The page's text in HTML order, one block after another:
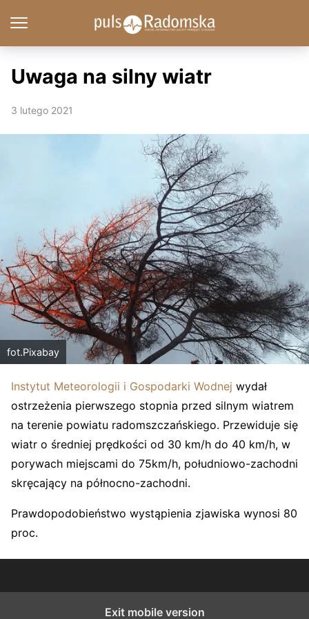
Uwaga na silny wiatr
3 lutego 2021
fot.Pixabay
Instytut Meteorologii i Gospodarki Wodnej wydał
ostrzeżenia pierwszego stopnia przed silnym wiatrem
na terenie powiatu radomszczańskiego. Przewiduje się
wiatr o średniej prędkości od 30 km/h do 40 km/h, w
porywach miejscami do 75km/h, południowo-zachodni
skręcający na północno-zachodni.
Prawdopodobieństwo wystąpienia zjawiska wynosi 80
proc.
Exit mobile version